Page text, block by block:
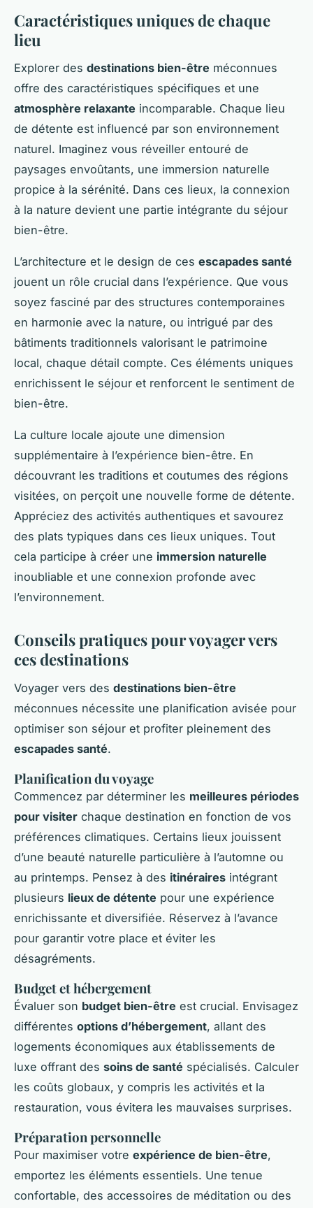
Caractéristiques uniques de chaque
lieu
Explorer des destinations bien-être méconnues
offre des caractéristiques spécifiques et une
atmosphère relaxante incomparable. Chaque lieu
de détente est influencé par son environnement
naturel. Imaginez vous réveiller entouré de
paysages envoûtants, une immersion naturelle
propice à la sérénité. Dans ces lieux, la connexion
à la nature devient une partie intégrante du séjour
bien-être.
L’architecture et le design de ces escapades santé
jouent un rôle crucial dans l’expérience. Que vous
soyez fasciné par des structures contemporaines
en harmonie avec la nature, ou intrigué par des
bâtiments traditionnels valorisant le patrimoine
local, chaque détail compte. Ces éléments uniques
enrichissent le séjour et renforcent le sentiment de
bien-être.
La culture locale ajoute une dimension
supplémentaire à l’expérience bien-être. En
découvrant les traditions et coutumes des régions
visitées, on perçoit une nouvelle forme de détente.
Appréciez des activités authentiques et savourez
des plats typiques dans ces lieux uniques. Tout
cela participe à créer une immersion naturelle
inoubliable et une connexion profonde avec
l’environnement.
Conseils pratiques pour voyager vers
ces destinations
Voyager vers des destinations bien-être
méconnues nécessite une planification avisée pour
optimiser son séjour et profiter pleinement des
escapades santé.
Planification du voyage
Commencez par déterminer les meilleures périodes
pour visiter chaque destination en fonction de vos
préférences climatiques. Certains lieux jouissent
d’une beauté naturelle particulière à l’automne ou
au printemps. Pensez à des itinéraires intégrant
plusieurs lieux de détente pour une expérience
enrichissante et diversifiée. Réservez à l’avance
pour garantir votre place et éviter les
désagréments.
Budget et hébergement
Évaluer son budget bien-être est crucial. Envisagez
différentes options d’hébergement, allant des
logements économiques aux établissements de
luxe offrant des soins de santé spécialisés. Calculer
les coûts globaux, y compris les activités et la
restauration, vous évitera les mauvaises surprises.
Préparation personnelle
Pour maximiser votre expérience de bien-être,
emportez les éléments essentiels. Une tenue
confortable, des accessoires de méditation ou des